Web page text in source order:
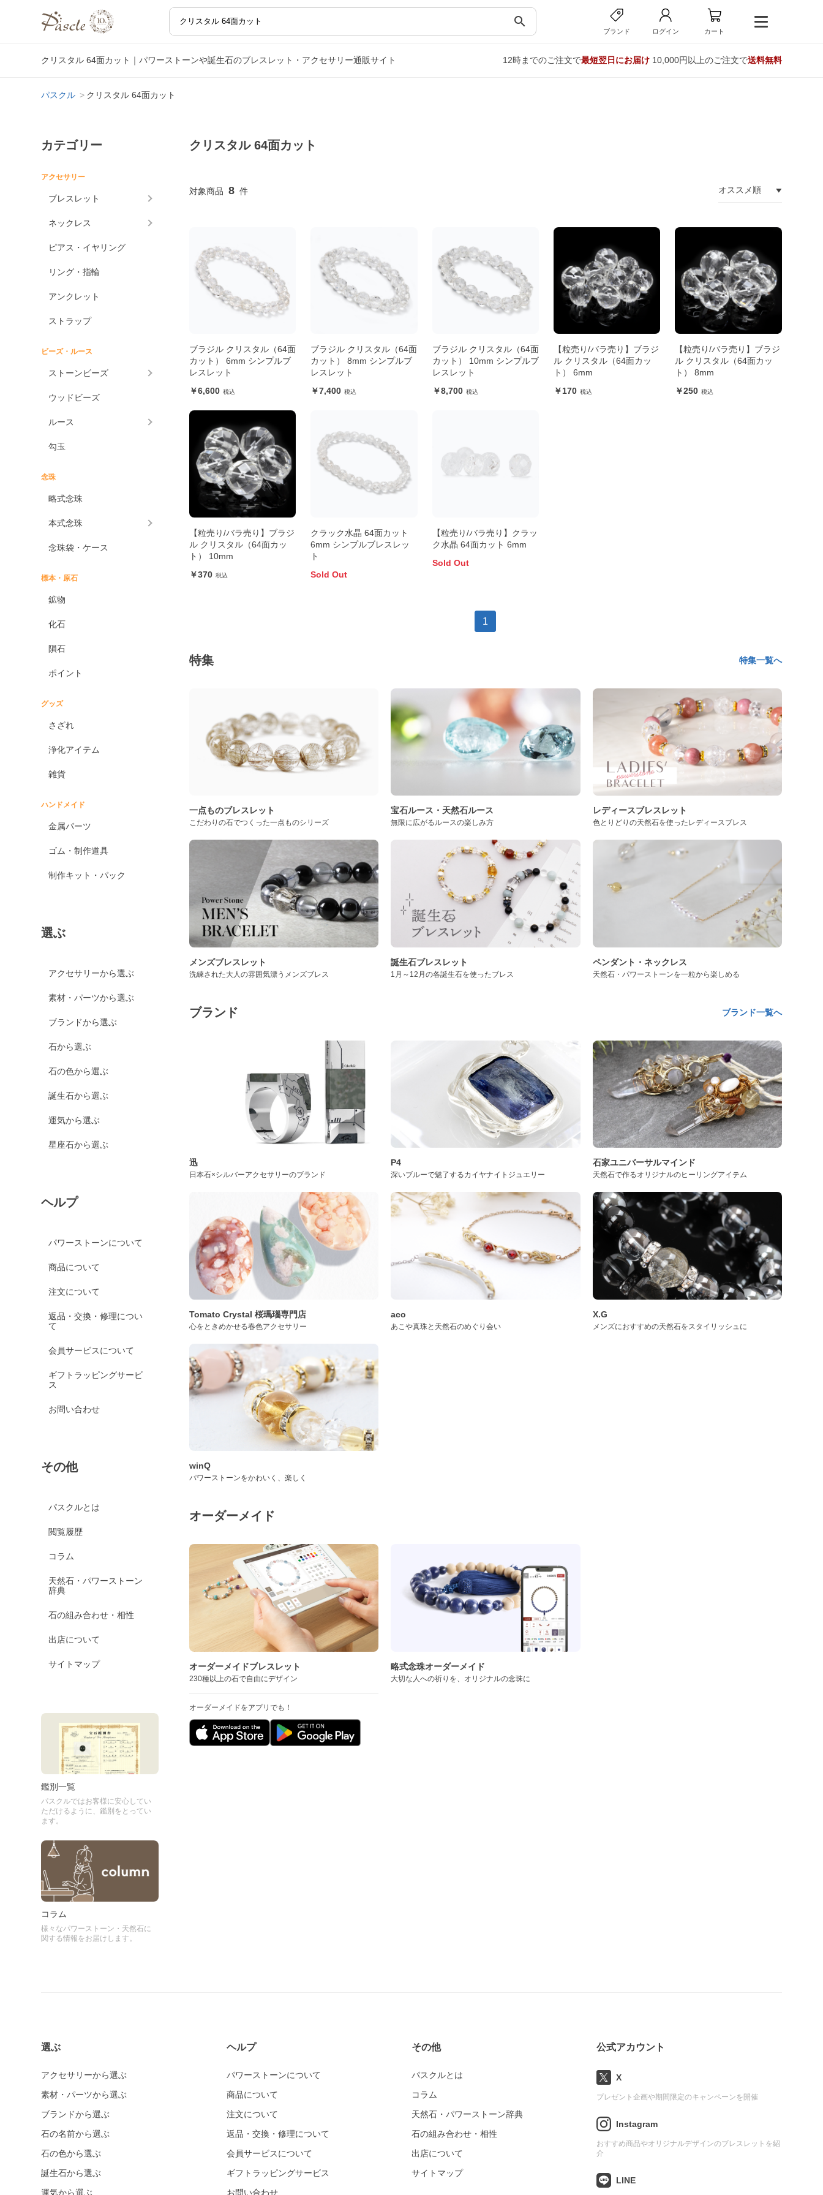
search
ブランド ログイン カート
クリスタル 64面カット｜パワーストーンや誕生石のブレスレット・アクセサリー通販サイト 12時までのご注文で最短翌日にお届け10,000円以上のご注文で送料無料
パスクル クリスタル 64面カット
カテゴリー
アクセサリー
ブレスレット
ネックレス
ピアス・イヤリング
リング・指輪
アンクレット
ストラップ
ビーズ・ルース
ストーンビーズ
ウッドビーズ
ルース
勾玉
念珠
略式念珠
本式念珠
念珠袋・ケース
標本・原石
鉱物
化石
隕石
ポイント
グッズ
さざれ
浄化アイテム
雑貨
ハンドメイド
金属パーツ
ゴム・制作道具
制作キット・パック
選ぶ
アクセサリーから選ぶ
素材・パーツから選ぶ
ブランドから選ぶ
石から選ぶ
石の色から選ぶ
誕生石から選ぶ
運気から選ぶ
星座石から選ぶ
ヘルプ
パワーストーンについて
商品について
注文について
返品・交換・修理につい
て
会員サービスについて
ギフトラッピングサービ
ス
お問い合わせ
その他
パスクルとは
閲覧履歴
コラム
天然石・パワーストーン
辞典
石の組み合わせ・相性
出店について
サイトマップ
鑑別一覧
パスクルではお客様に安心してい
ただけるように、鑑別をとってい
ます。
コラム
様々なパワーストーン・天然石に
関する情報をお届けします。
クリスタル 64面カット
8
ブラジル クリスタル（64面
カット） 6mm シンプルブ
レスレット
6,600
ブラジル クリスタル（64面
カット） 8mm シンプルブ
レスレット
7,400
ブラジル クリスタル（64面
カット） 10mm シンプルブ
レスレット
8,700
【粒売り/バラ売り】ブラジ
ル クリスタル（64面カッ
ト） 6mm
170
【粒売り/バラ売り】ブラジ
ル クリスタル（64面カッ
ト） 8mm
250
【粒売り/バラ売り】ブラジ
ル クリスタル（64面カッ
ト） 10mm
370
クラック水晶 64面カット
6mm シンプルブレスレッ
ト
Sold Out
【粒売り/バラ売り】クラッ
ク水晶 64面カット 6mm
Sold Out
1
特集 特集一覧へ
一点ものブレスレット
こだわりの石でつくった一点ものシリーズ
宝石ルース・天然石ルース
無限に広がるルースの楽しみ方
レディースブレスレット
色とりどりの天然石を使ったレディースブレス
メンズブレスレット
洗練された大人の雰囲気漂うメンズブレス
誕生石ブレスレット
1月～12月の各誕生石を使ったブレス
ペンダント・ネックレス
天然石・パワーストーンを一粒から楽しめる
ブランド ブランド一覧へ
迅
日本石×シルバーアクセサリーのブランド
P4
深いブルーで魅了するカイヤナイトジュエリー
石家ユニバーサルマインド
天然石で作るオリジナルのヒーリングアイテム
Tomato Crystal 桜瑪瑙専門店
心をときめかせる春色アクセサリー
aco
あこや真珠と天然石のめぐり会い
X.G
メンズにおすすめの天然石をスタイリッシュに
winQ
パワーストーンをかわいく、楽しく
オーダーメイド
オーダーメイドブレスレット
230種以上の石で自由にデザイン
オーダーメイドをアプリでも！
略式念珠オーダーメイド
大切な人への祈りを、オリジナルの念珠に
選ぶ
アクセサリーから選ぶ
素材・パーツから選ぶ
ブランドから選ぶ
石の名前から選ぶ
石の色から選ぶ
誕生石から選ぶ
運気から選ぶ
ヘルプ
パワーストーンについて
商品について
注文について
返品・交換・修理について
会員サービスについて
ギフトラッピングサービス
お問い合わせ
その他
パスクルとは
コラム
天然石・パワーストーン辞典
石の組み合わせ・相性
出店について
サイトマップ
公式アカウント
X
プレゼント企画や期間限定のキャンペーンを開催
Instagram
おすすめ商品やオリジナルデザインのブレスレットを紹
介
LINE